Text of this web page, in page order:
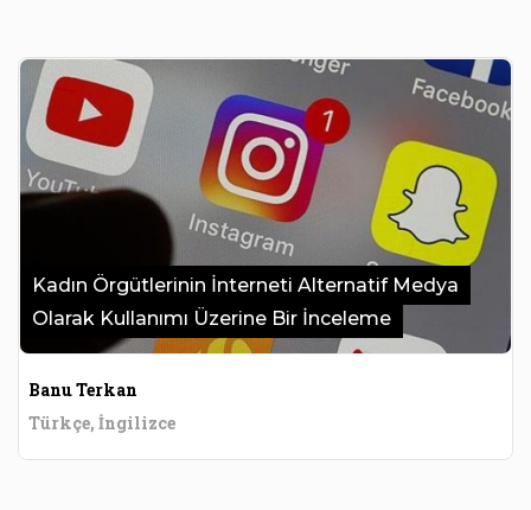
Kadın Örgütlerinin İnterneti Alternatif Medya
Olarak Kullanımı Üzerine Bir İnceleme
Banu Terkan
Türkçe, İngilizce